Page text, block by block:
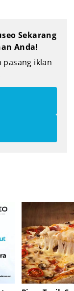
Sekarang
Anda!
iklan